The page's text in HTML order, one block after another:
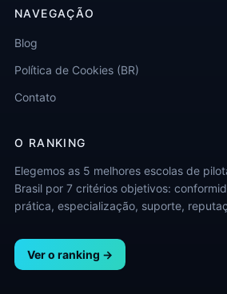
NAVEGAÇÃO
Blog
Política de Cookies (BR)
Contato
O RANKING
Elegemos as 5 melhores escolas de
Brasil por 7 critérios objetivos:
prática, especialização, suporte,
Ver o ranking →